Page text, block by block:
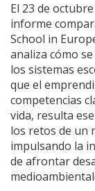
El 23 de
informe
School in
analiza cómo
los sistemas
que el
competencias
vida, resulta
los retos de un
impulsando la
de afrontar